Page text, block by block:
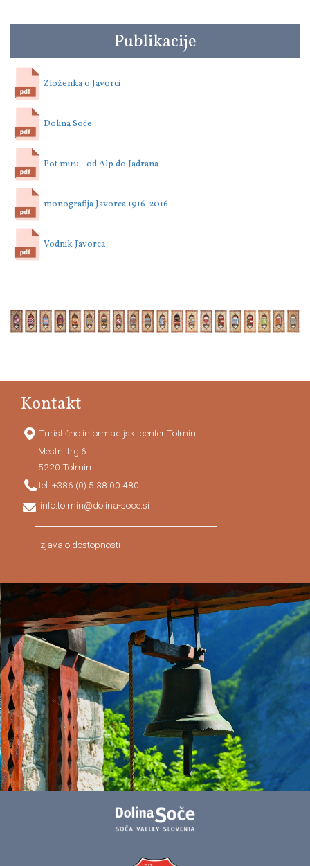
Publikacije
Zloženka o Javorci
Dolina Soče
Pot miru - od Alp do Jadrana
monografija Javorca 1916-2016
Vodnik Javorca
Kontakt
Turistično informacijski center Tolmin
Mestni trg 6
5220 Tolmin
tel: +386 (0) 5 38 00 480
info.tolmin@dolina-soce.si
Izjava o dostopnosti